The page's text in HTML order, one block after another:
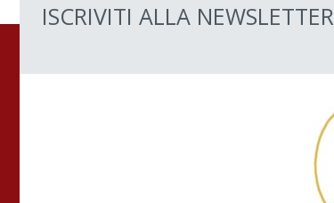
ISCRIVITI ALLA NEWSLETTER